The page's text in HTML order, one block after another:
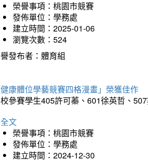
榮譽事項：桃園市競賽
發佈單位：學務處
建立時間：2025-01-06
瀏覽次數：524
發布者：體育組
康體位學藝競賽四格漫畫」榮獲佳作
參賽學生405許可蓁、601徐英哲、
文
榮譽事項：桃園市競賽
發佈單位：學務處
建立時間：2024-12-30